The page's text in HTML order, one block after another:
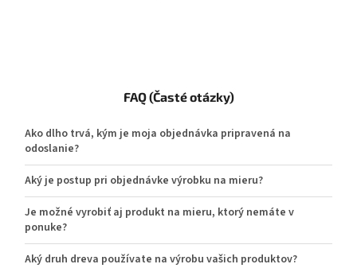
FAQ (Časté otázky)
Ako dlho trvá, kým je moja objednávka pripravená na
odoslanie?
Aký je postup pri objednávke výrobku na mieru?
Je možné vyrobiť aj produkt na mieru, ktorý nemáte v
ponuke?
Aký druh dreva používate na výrobu vašich produktov?